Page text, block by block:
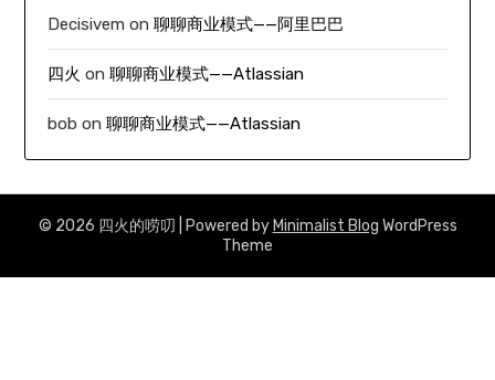
Decisivem on聊聊商业模式——阿里巴巴
四火 on聊聊商业模式——Atlassian
bob on聊聊商业模式——Atlassian
© 2026 四火的唠叨 | Powered by Minimalist Blog WordPress
Theme